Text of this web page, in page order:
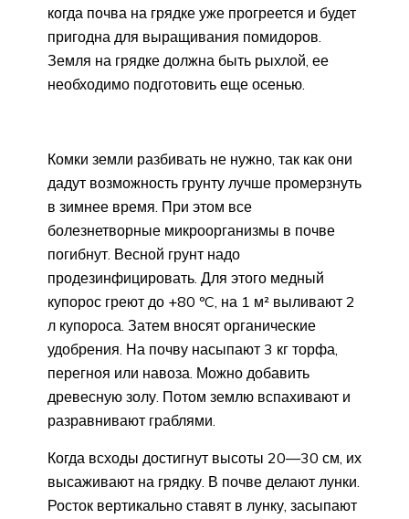
когда почва на грядке уже прогреется и будет
пригодна для выращивания помидоров.
Земля на грядке должна быть рыхлой, ее
необходимо подготовить еще осенью.
Комки земли разбивать не нужно, так как они
дадут возможность грунту лучше промерзнуть
в зимнее время. При этом все
болезнетворные микроорганизмы в почве
погибнут. Весной грунт надо
продезинфицировать. Для этого медный
купорос греют до +80 ºC, на 1 м² выливают 2
л купороса. Затем вносят органические
удобрения. На почву насыпают 3 кг торфа,
перегноя или навоза. Можно добавить
древесную золу. Потом землю вспахивают и
разравнивают граблями.
Когда всходы достигнут высоты 20—30 см, их
высаживают на грядку. В почве делают лунки.
Росток вертикально ставят в лунку, засыпают